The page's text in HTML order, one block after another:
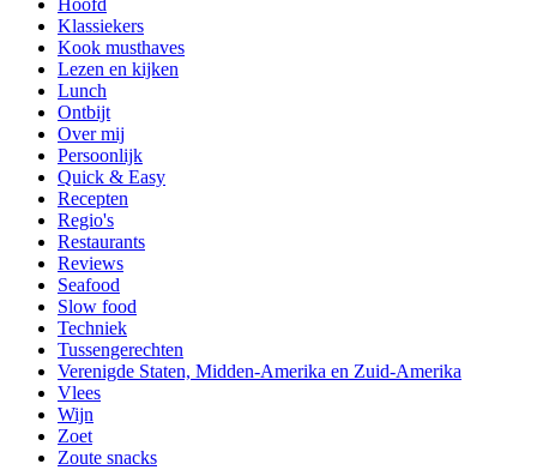
Hoofd
Klassiekers
Kook musthaves
Lezen en kijken
Lunch
Ontbijt
Over mij
Persoonlijk
Quick & Easy
Recepten
Regio's
Restaurants
Reviews
Seafood
Slow food
Techniek
Tussengerechten
Verenigde Staten, Midden-Amerika en Zuid-Amerika
Vlees
Wijn
Zoet
Zoute snacks